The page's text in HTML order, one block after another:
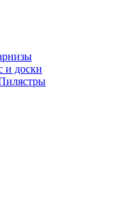
и доски